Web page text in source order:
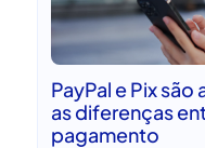
PayPal e Pix
as diferenças
pagamento